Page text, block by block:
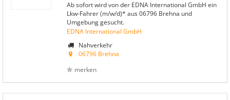
Ab sofort wird von der EDNA International GmbH ein
Lkw-Fahrer (m/w/d)* aus 06796 Brehna und
Umgebung gesucht.
EDNA International GmbH
Nahverkehr
06796 Brehna
merken